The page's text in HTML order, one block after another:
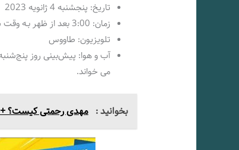
تاریخ: پنجشنبه 4 ژانویه 2023
زمان: 3:00 بعد از ظهر بـه وقت شرقی
تلویزیون: طاووس
می خواند.
بخوانید : مهدی رحمتی کیست؟ +